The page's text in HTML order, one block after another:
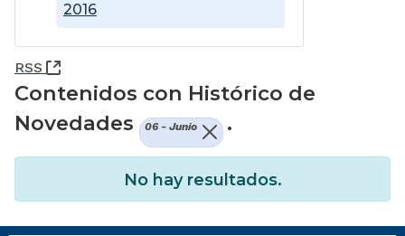
2016
RSS (Abre una nueva ventana)
Contenidos con Histórico de
Novedades
06 - Junio .
No hay resultados.